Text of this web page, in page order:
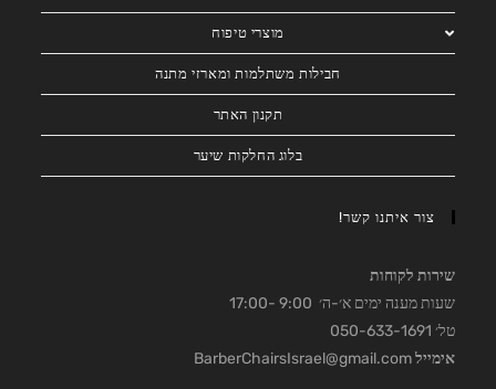
מוצרי טיפוח
חבילות משתלמות ומארזי מתנה
תקנון האתר
בלוג החלקות שיער
צור איתנו קשר!
שירות לקוחות
שעות מענה ימים א׳-ה׳ 9:00 -17:00
טל׳ 050-633-1691
אימיילBarberChairsIsrael@gmail.com